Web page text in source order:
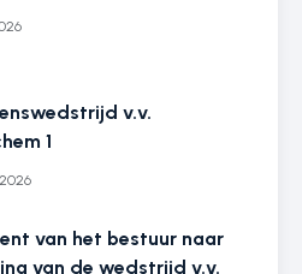
v.v.
1
van het bestuur naar
van de wedstrijd v.v.